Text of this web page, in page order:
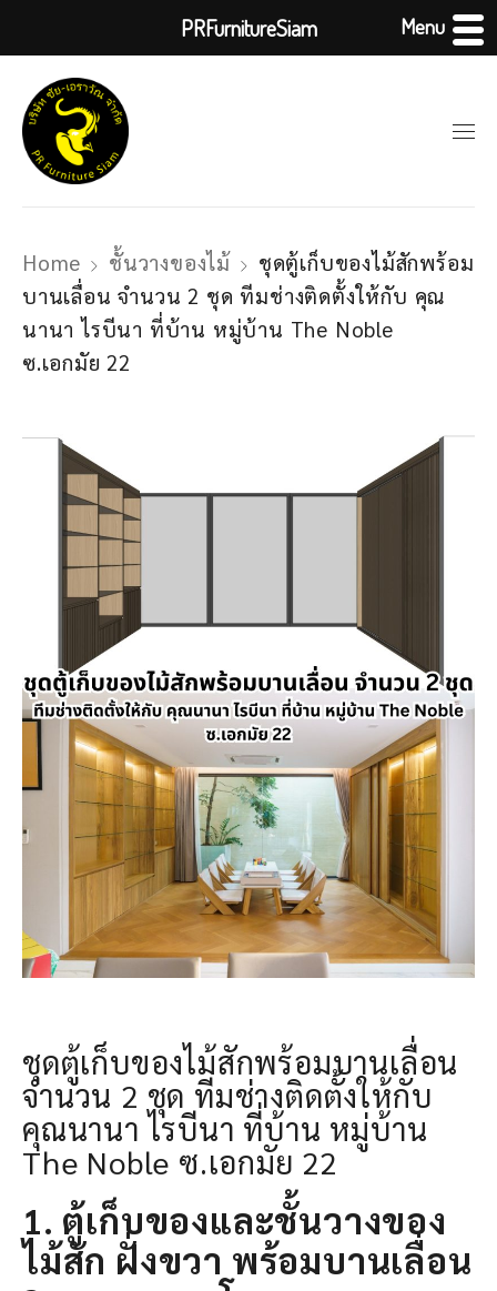
Home ชั้นวางของไม้
ชุดตู้เก็บของไม้สักพร้อม
บานเลื่อน จำนวน 2 ชุด ทีมช่างติดตั้งให้กับ คุณ
นานา ไรบีนา ที่บ้าน หมู่บ้าน The Noble
ซ.เอกมัย 22
ชุดตู้เก็บของไม้สักพร้อมบานเลื่อน
จำนวน 2 ชุด ทีมช่างติดตั้งให้กับ
คุณนานา ไรบีนา ที่บ้าน หมู่บ้าน
The Noble ซ.เอกมัย 22
1. ตู้เก็บของและชั้นวางของ
ไม้สัก ฝั่งขวา พร้อมบานเลื่อน
PRFurnitureSiam Menu